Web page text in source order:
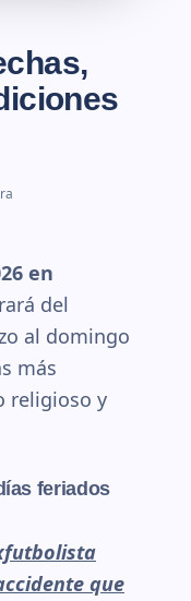
en
del
al domingo
más
religioso y
feriados
que